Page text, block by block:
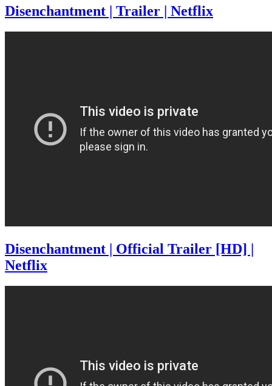
Disenchantment | Trailer | Netflix
Disenchantment | Official Trailer [HD] |
Netflix